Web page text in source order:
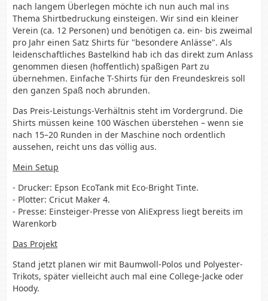
nach langem Überlegen möchte ich nun auch mal ins
Thema Shirtbedruckung einsteigen. Wir sind ein kleiner
Verein (ca. 12 Personen) und benötigen ca. ein- bis zweimal
pro Jahr einen Satz Shirts für "besondere Anlässe". Als
leidenschaftliches Bastelkind hab ich das direkt zum Anlass
genommen diesen (hoffentlich) spaßigen Part zu
übernehmen. Einfache T-Shirts für den Freundeskreis soll
den ganzen Spaß noch abrunden.
Das Preis-Leistungs-Verhältnis steht im Vordergrund. Die
Shirts müssen keine 100 Wäschen überstehen – wenn sie
nach 15–20 Runden in der Maschine noch ordentlich
aussehen, reicht uns das völlig aus.
Mein Setup
- Drucker: Epson EcoTank mit Eco-Bright Tinte.
- Plotter: Cricut Maker 4.
- Presse: Einsteiger-Presse von AliExpress liegt bereits im
Warenkorb
Das Projekt
Stand jetzt planen wir mit Baumwoll-Polos und Polyester-
Trikots, später vielleicht auch mal eine College-Jacke oder
Hoody.